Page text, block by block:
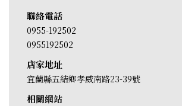
聯絡電話
0955-192502
0955192502
店家地址
宜蘭縣五結鄉孝威南路23-39號
相關網站